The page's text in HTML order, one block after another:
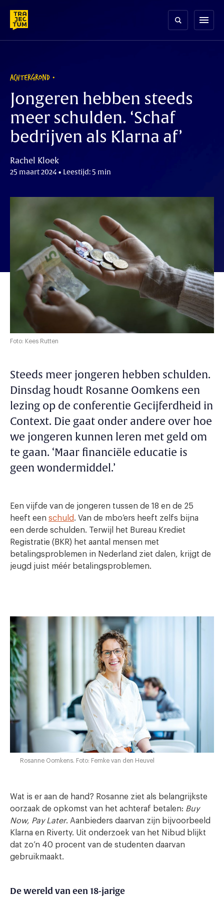
content
menu
ACHTERGROND
Jongeren hebben steeds
meer schulden. ‘Schaf
bedrijven als Klarna af’
Rachel Kloek
25 maart 2024 • Leestijd: 5 min
Foto: Kees Rutten
Steeds meer jongeren hebben schulden.
Dinsdag houdt Rosanne Oomkens een
lezing op de conferentie Gecijferdheid in
Context. Die gaat onder andere over hoe
we jongeren kunnen leren met geld om
te gaan. ‘Maar financiële educatie is
geen wondermiddel.’
Een vijfde van de jongeren tussen de 18 en de 25
heeft een schuld. Van de mbo’ers heeft zelfs bijna
een derde schulden. Terwijl het Bureau Krediet
Registratie (BKR) het aantal mensen met
betalingsproblemen in Nederland ziet dalen, krijgt de
jeugd juist méér betalingsproblemen.
Rosanne Oomkens. Foto: Femke van den Heuvel
Wat is er aan de hand? Rosanne ziet als belangrijkste
oorzaak de opkomst van het achteraf betalen: Buy
Now, Pay Later. Aanbieders daarvan zijn bijvoorbeeld
Klarna en Riverty. Uit onderzoek van het Nibud blijkt
dat zo’n 40 procent van de studenten daarvan
gebruikmaakt.
De wereld van een 18-jarige